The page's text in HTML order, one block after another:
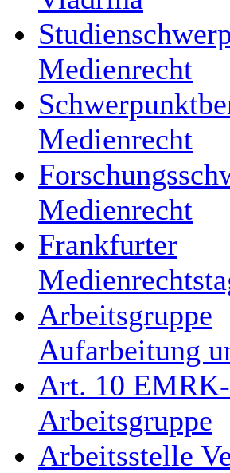
Medienrecht
Medienrecht
Medienrecht
Frankfurter
Arbeitsgruppe
Aufarbeitung
Art. 10 EMRK-
Arbeitsgruppe
Arbeitsstelle